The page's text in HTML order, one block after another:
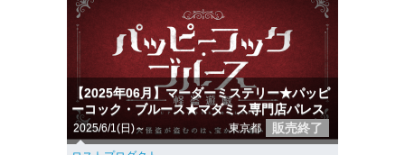
【2025年06月】マーダーミステリー★パッピ
ーコック・ブルース★マダミス専門店パレス
2025/6/1(日)～ 東京都 販売終了